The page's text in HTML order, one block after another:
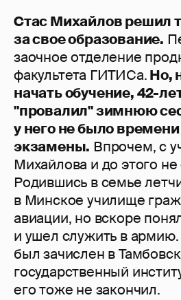
Стас Михайлов решил
за свое образование.
заочное отделение
факультета ГИТИСа.Но,
начать обучение, 42-
"провалил" зимнюю
у него не было
экзамены. Впрочем, с
Михайлова и до этого
Родившись в семье
в Минское училище
авиации, но вскоре
и ушел служить в
был зачислен в
государственный
его тоже не закончил.